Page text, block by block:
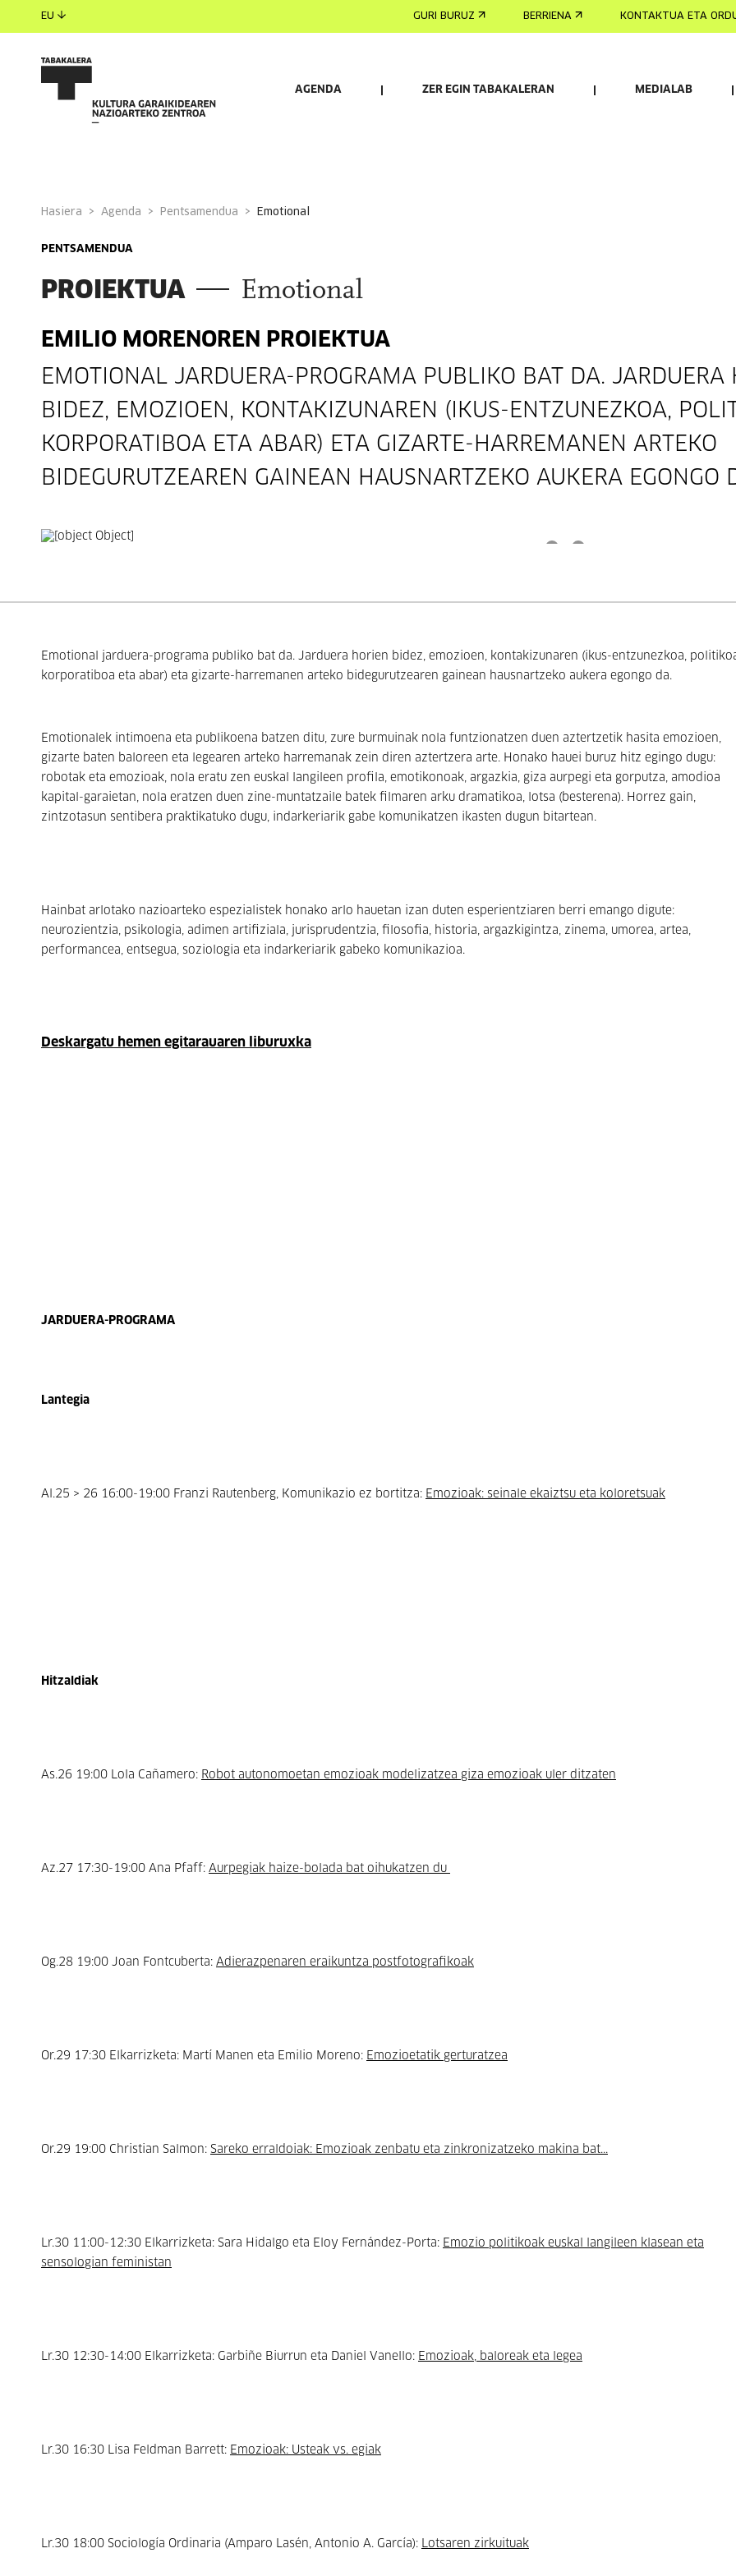
EU GURI BURUZ BERRIENA KONTAKTUA ETA
AGENDA ZER EGIN TABAKALERAN MEDIALAB
Hasiera Agenda Pentsamendua emotional
PENTSAMENDUA
PROIEKTUA Emotional
EMILIO MORENOREN PROIEKTUA
EMOTIONAL JARDUERA-PROGRAMA PUBLIKO BAT DA. JARDUERA
BIDEZ, EMOZIOEN, KONTAKIZUNAREN (IKUS-ENTZUNEZKOA,
KORPORATIBOA ETA ABAR) ETA GIZARTE-HARREMANEN ARTEKO
BIDEGURUTZEAREN GAINEAN HAUSNARTZEKO AUKERA EGONGO
Emotional jarduera-programa publiko bat da. Jarduera horien bidez, emozioen, kontakizunaren (ikus-entzunezkoa,
korporatiboa eta abar) eta gizarte-harremanen arteko bidegurutzearen gainean hausnartzeko aukera egongo da.
Emotionalek intimoena eta publikoena batzen ditu, zure burmuinak nola funtzionatzen duen aztertzetik hasita emozioen,
gizarte baten baloreen eta legearen arteko harremanak zein diren aztertzera arte. Honako hauei buruz hitz egingo dugu:
robotak eta emozioak, nola eratu zen euskal langileen profila, emotikonoak, argazkia, giza aurpegi eta gorputza, amodioa
kapital-garaietan, nola eratzen duen zine-muntatzaile batek filmaren arku dramatikoa, lotsa (besterena). Horrez gain,
zintzotasun sentibera praktikatuko dugu, indarkeriarik gabe komunikatzen ikasten dugun bitartean.
Hainbat arlotako nazioarteko espezialistek honako arlo hauetan izan duten esperientziaren berri emango digute:
neurozientzia, psikologia, adimen artifiziala, jurisprudentzia, filosofia, historia, argazkigintza, zinema, umorea, artea,
performancea, entsegua, soziologia eta indarkeriarik gabeko komunikazioa.
Deskargatu hemen egitarauaren liburuxka
JARDUERA-PROGRAMA
Lantegia
Al.25 > 26 16:00-19:00 Franzi Rautenberg, Komunikazio ez bortitza: Emozioak: seinale ekaiztsu eta koloretsuak
Hitzaldiak
As.26 19:00 Lola Cañamero: Robot autonomoetan emozioak modelizatzea giza emozioak uler ditzaten
Az.27 17:30-19:00 Ana Pfaff: Aurpegiak haize-bolada bat oihukatzen du
Og.28 19:00 Joan Fontcuberta: Adierazpenaren eraikuntza postfotografikoak
Or.29 17:30 Elkarrizketa: Martí Manen eta Emilio Moreno: Emozioetatik gerturatzea
Or.29 19:00 Christian Salmon: Sareko erraldoiak: Emozioak zenbatu eta zinkronizatzeko makina bat...
Lr.30 11:00-12:30 Elkarrizketa: Sara Hidalgo eta Eloy Fernández-Porta: Emozio politikoak euskal langileen klasean eta
sensologian feministan
Lr.30 12:30-14:00 Elkarrizketa: Garbiñe Biurrun eta Daniel Vanello: Emozioak, baloreak eta legea
Lr.30 16:30 Lisa Feldman Barrett: Emozioak: Usteak vs. egiak
Lr.30 18:00 Sociología Ordinaria (Amparo Lasén, Antonio A. García): Lotsaren zirkuituak